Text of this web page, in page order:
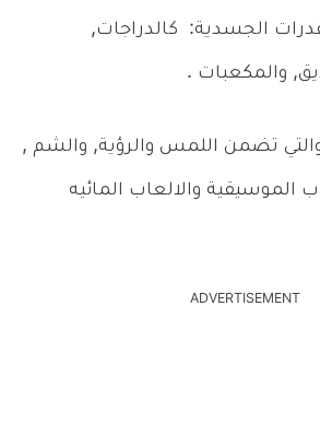
الجسدية: كالدراجات,
والمكعبات .
تضمن اللمس والرؤية, والشم ,
الموسيقية والالعاب المائيه
ADVERTISEMENT